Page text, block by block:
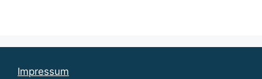
Impressum